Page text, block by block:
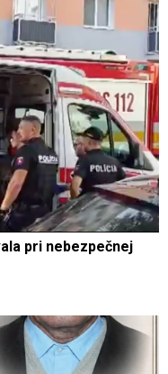
pri nebezpečnej